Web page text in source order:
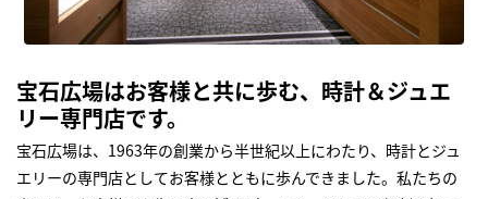
宝石広場はお客様と共に歩む、時計＆ジュエ
リー専門店です。
宝石広場は、1963年の創業から半世紀以上にわたり、時計とジュ
エリーの専門店としてお客様とともに歩んできました。私たちの